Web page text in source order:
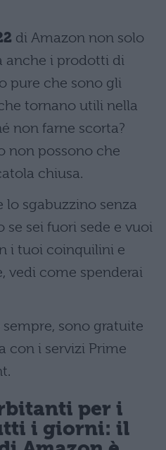
di Amazon non solo
anche i prodotti di
pure che sono gli
tornano utili nella
non farne scorta?
non possono che
chiusa.
lo sgabuzzino senza
se sei fuori sede e vuoi
i tuoi coinquilini e
vedi come spenderai
sono gratuite
con i servizi Prime
per i
i giorni: il